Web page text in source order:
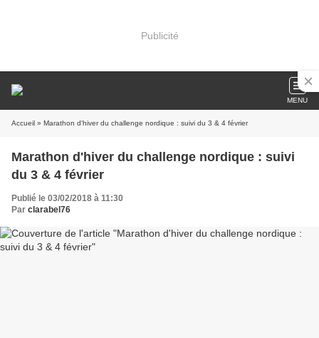
Publicité
MENU
Accueil » Marathon d'hiver du challenge nordique : suivi du 3 & 4 février
Marathon d'hiver du challenge nordique : suivi
du 3 & 4 février
Publié le 03/02/2018 à 11:30
Par clarabel76